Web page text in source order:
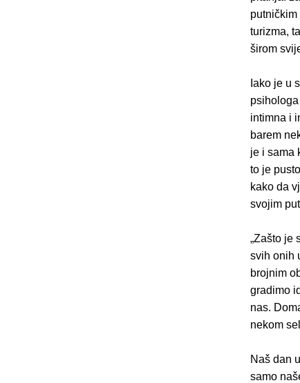
turizma,
širom
Iako je u
intimna i
barem
je i sama
to je
kako da
svojim
„Zašto je
svih onih
brojnim
gradimo
nas.
nekom
Naš dan
samo